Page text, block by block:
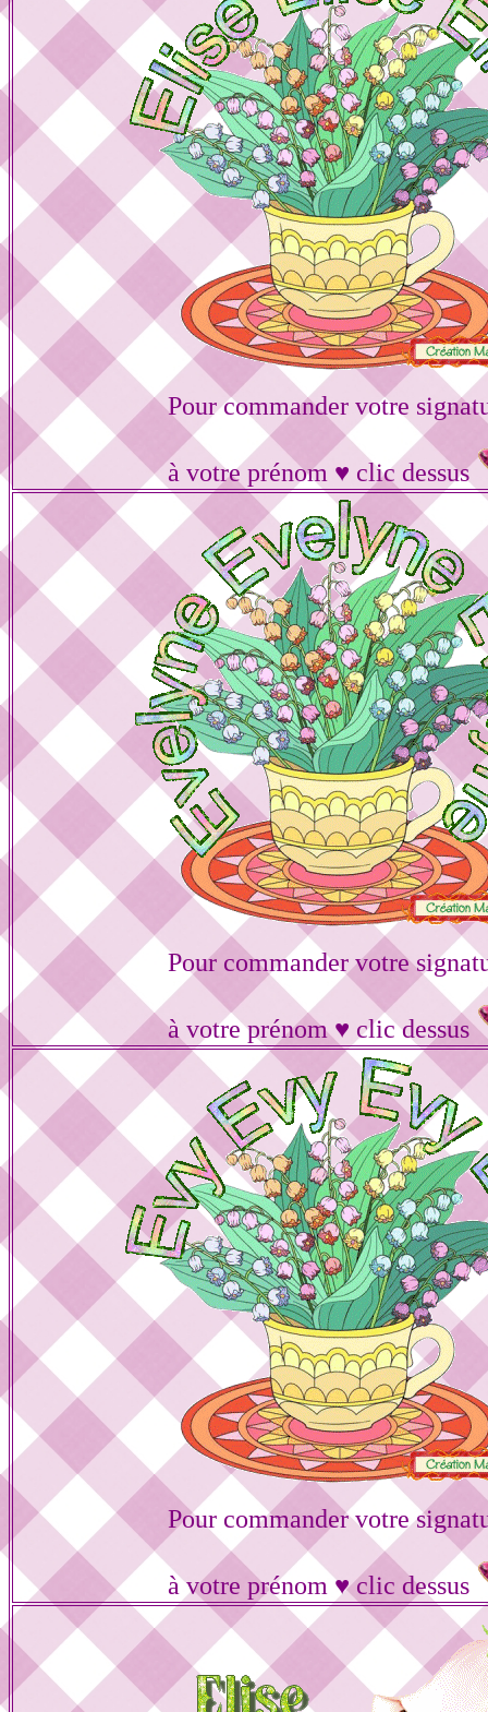
Pour commander votre
à votre prénom ♥ clic dessus
Pour commander votre
à votre prénom ♥ clic dessus
Pour commander votre
à votre prénom ♥ clic dessus